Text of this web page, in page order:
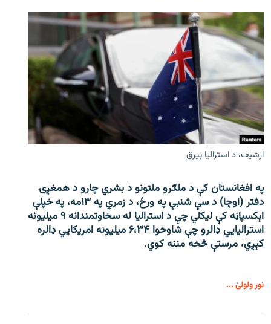
ارشیف، د استرالیا بیرق
په افغانستان کې د ملګرو ملتونو د بشري چارو د همغږۍ
دفتر (اوچا) د سې ‌شنبې په ورځ، د زمري په ۱۳مه، په خپلې
اېکسپاڼه کې لیکلي چې د استرالیا له سخاوتمندانه ۹ میلیونه
استرالیايي ډالرو چې شاوخوا ۶،۳۴ میلیونه امریکايي ډالره
کېږي، مرستې څخه مننه کوي.
نور ولولئ ...